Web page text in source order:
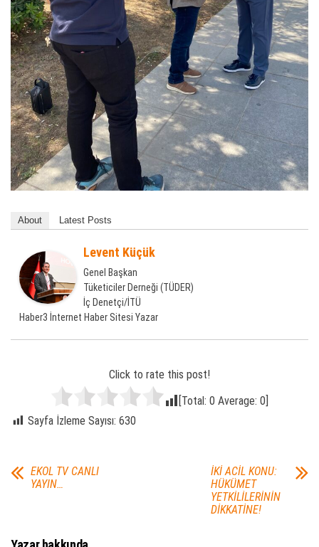
About Latest Posts
Levent Küçük
Genel Başkan
Tüketiciler Derneği (TÜDER)
İç Denetçi/İTÜ
Haber3 İnternet Haber Sitesi Yazar
Click to rate this post!
[Total: 0 Average: 0
Sayfa İzleme Sayısı: 630
EKOL TV CANLI
YAYIN…
İKİ ACİL KONU:
HÜKÜMET
YETKİLİLERİNİN
DİKKATİNE!